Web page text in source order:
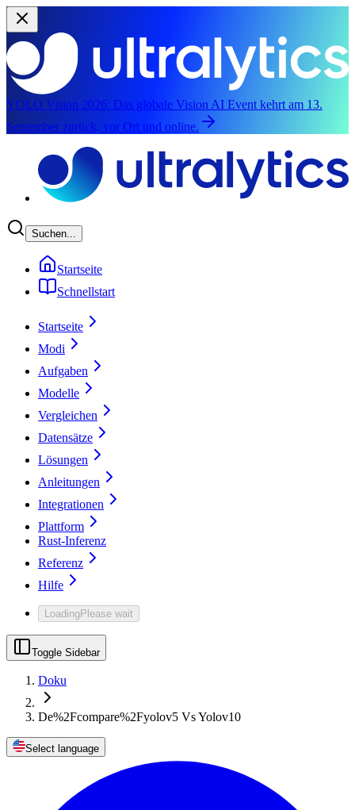
YOLO Vision 2026: Das globale Vision AI Event kehrt am 13.
September zurück, vor Ort und online.
Suchen...
Startseite
Schnellstart
Startseite
Modi
Aufgaben
Modelle
Vergleichen
Datensätze
Lösungen
Anleitungen
Integrationen
Plattform
Rust-Inferenz
Referenz
Hilfe
LoadingPlease wait
Toggle Sidebar
Doku
De%2Fcompare%2Fyolov5 Vs Yolov10
Select language